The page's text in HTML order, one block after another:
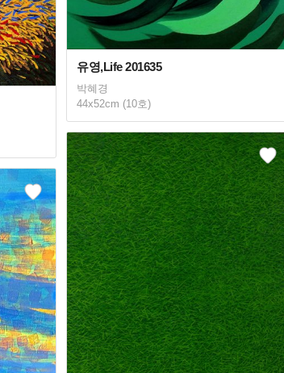
유영,Life 201635
박혜경
44x52cm (10호)